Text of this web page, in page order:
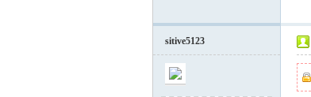
sitive5123